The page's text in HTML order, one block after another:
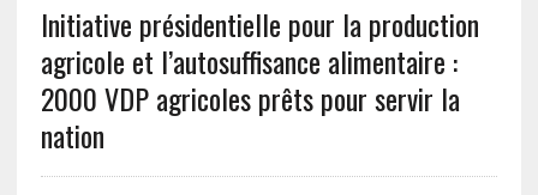
Initiative présidentielle pour la production
agricole et l’autosuffisance alimentaire :
2000 VDP agricoles prêts pour servir la
nation